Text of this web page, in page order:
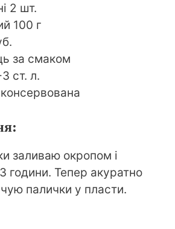
2 шт.
100 г
за смаком
ст. л.
заливаю окропом і
години. Тепер акуратно
палички у пласти.